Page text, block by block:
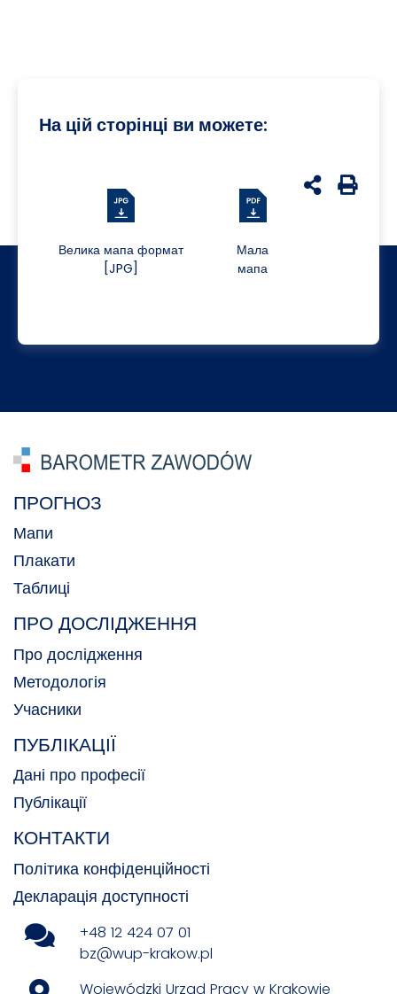
На цій сторінці ви можете:
Велика мапа формат
[JPG]
Мала
мапа
udostępnij
ПРОГНОЗ
Мапи
Плакати
Таблиці
ПРО ДОСЛІДЖЕННЯ
Про дослідження
Методологія
Учасники
ПУБЛІКАЦІЇ
Дані про професії
Публікації
КОНТАКТИ
Політика конфіденційності
Декларація доступності
+48 12 424 07 01
bz@wup-krakow.pl
Wojewódzki Urząd Pracy w Krakowie